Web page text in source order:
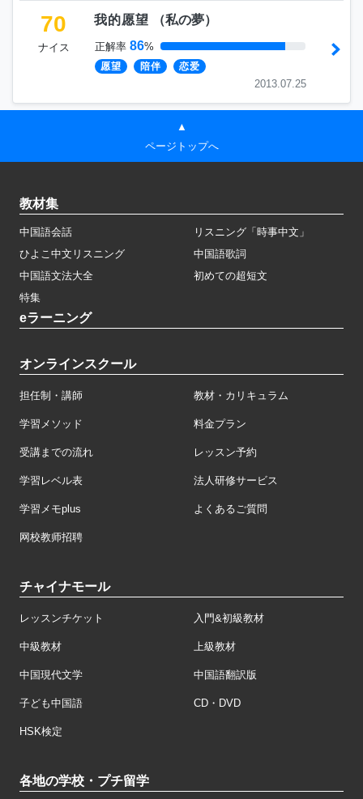
70
ナイス
我的愿望 （私の夢）
正解率 86%
愿望 陪伴 恋爱
2013.07.25
▲
ページトップへ
教材集
中国語会話
リスニング「時事中文」
ひよこ中文リスニング
中国語歌詞
中国語文法大全
初めての超短文
特集
eラーニング
オンラインスクール
担任制・講師 教材・カリキュラム
学習メソッド 料金プラン
受講までの流れ レッスン予約
学習レベル表 法人研修サービス
学習メモplus よくあるご質問
网校教师招聘
チャイナモール
レッスンチケット 入門&初級教材
中級教材 上級教材
中国現代文学 中国語翻訳版
子ども中国語 CD・DVD
HSK検定
各地の学校・プチ留学